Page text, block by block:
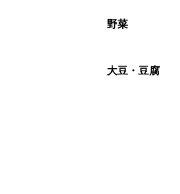
※日持ちは目安
野菜
大豆・豆腐